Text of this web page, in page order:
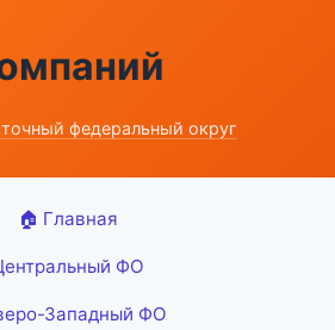
федеральный округ
🏠 Главная
ФО
Западный ФО